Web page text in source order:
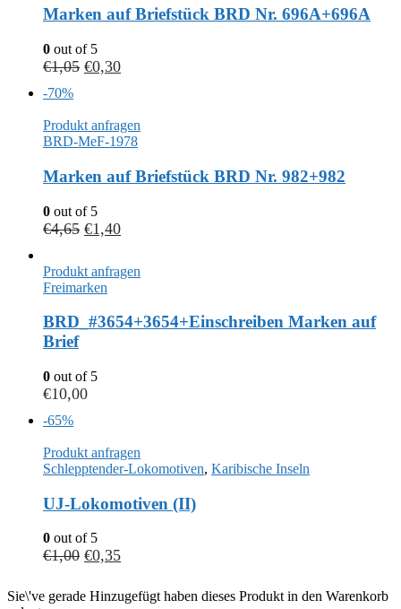
Marken auf Briefstück BRD Nr. 696A+696A
0 out of 5
€1,05 €0,30
-70%
Produkt anfragen
BRD-MeF-1978
Marken auf Briefstück BRD Nr. 982+982
0 out of 5
€4,65 €1,40
Produkt anfragen
Freimarken
BRD_#3654+3654+Einschreiben Marken auf
Brief
0 out of 5
€10,00
-65%
Produkt anfragen
Schlepptender-Lokomotiven, Karibische Inseln
UJ-Lokomotiven (II)
0 out of 5
€1,00 €0,35
Sie\'ve gerade Hinzugefügt haben dieses Produkt in den Warenkorb